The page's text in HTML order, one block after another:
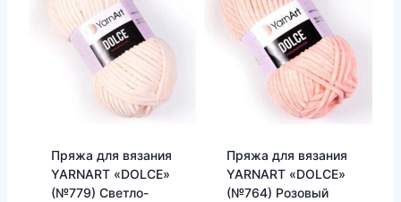
Пряжа для вязания
YARNART «DOLCE»
(№779) Светло-
Пряжа для вязания
YARNART «DOLCE»
(№764) Розовый